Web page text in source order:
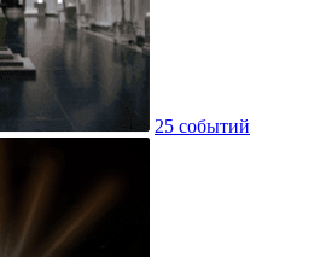
25 событий